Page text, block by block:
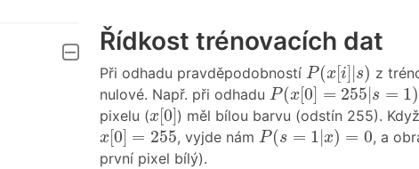
Řídkost trénovacích dat
Při odhadu pravděpodobností P (x[i] |s)
P(x[i]| s) z
nulové. Např. při odhadu P (x[0] = 255|s = 1)
P(x[0] = 255|s=
pixelu (x[0]
x[0]) měl bílou barvu (odstín 255).
x[0] = 255
x[0 255, vyjde nám P (s = 1|x) = 0
P(s= 1 x )=0
, a
první pixel bílý).